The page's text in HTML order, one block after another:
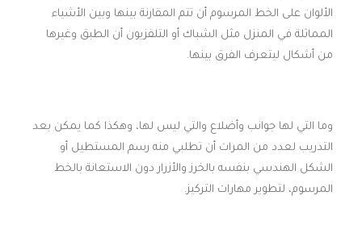
الألوان على الخط المرسوم أن تتم المقارنة بينها وبين الأشياء
المماثلة في المنزل مثل الشباك أو التلفزيون أن الطبق وغيرها
من أشكال ليتعرف الفرق بينها.
وما التي لها جوانب وأضلاع والتي ليس لها، وهكذا كما يمكن بعد
التدريب لعدد من المرات أن تطلبي منه رسم المستطيل أو
الشكل الهندسي بنفسه بالخرز والأزرار دون الاستعانة بالخط
المرسوم، لتطوير مهارات التركيز.